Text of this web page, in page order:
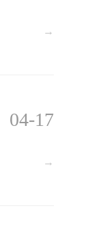
→
04-17
→